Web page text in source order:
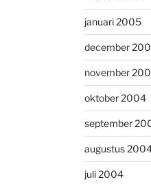
januari 2005
december
november
oktober 2004
september
augustus
juli 2004